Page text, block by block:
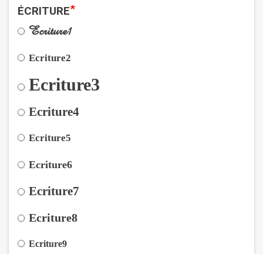
ÉCRITURE*
Ecriture1
Ecriture2
Ecriture3
Ecriture4
Ecriture5
Ecriture6
Ecriture7
Ecriture8
Ecriture9